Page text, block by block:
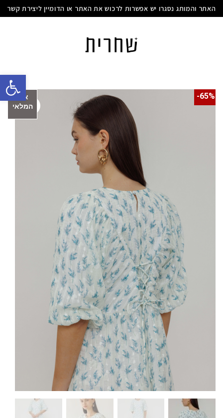
פתח
האתר והמותג נסגרו יש אפשרות לרכוש את האתר או הדומיין ליצירת קשר
אזל
המלאי
65%-